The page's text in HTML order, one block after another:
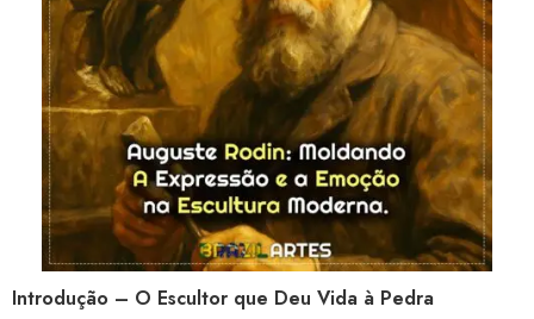
Introdução – O Escultor que Deu Vida à Pedra